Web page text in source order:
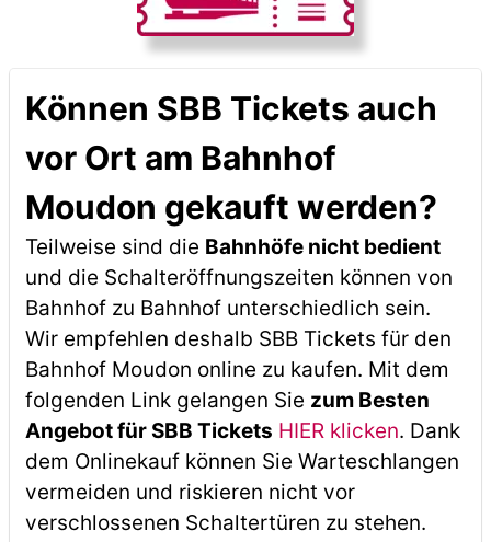
Können SBB Tickets auch
vor Ort am Bahnhof
Moudon gekauft werden?
Teilweise sind die Bahnhöfe nicht bedient
und die Schalteröffnungszeiten können von
Bahnhof zu Bahnhof unterschiedlich sein.
Wir empfehlen deshalb SBB Tickets für den
Bahnhof Moudon online zu kaufen. Mit dem
folgenden Link gelangen Sie zum Besten
Angebot für SBB Tickets HIER klicken. Dank
dem Onlinekauf können Sie Warteschlangen
vermeiden und riskieren nicht vor
verschlossenen Schaltertüren zu stehen.